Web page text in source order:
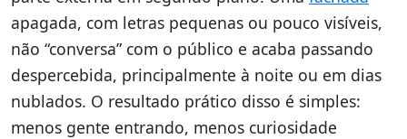
apagada, com letras pequenas ou pouco visíveis,
não “conversa” com o público e acaba passando
despercebida, principalmente à noite ou em dias
nublados. O resultado prático disso é simples:
menos gente entrando, menos curiosidade